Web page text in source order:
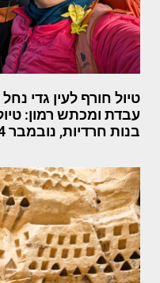
טיול חורף לעין גדי
עבדת ומכתש רמון:
בנות חרדיות, נובמבר 2024